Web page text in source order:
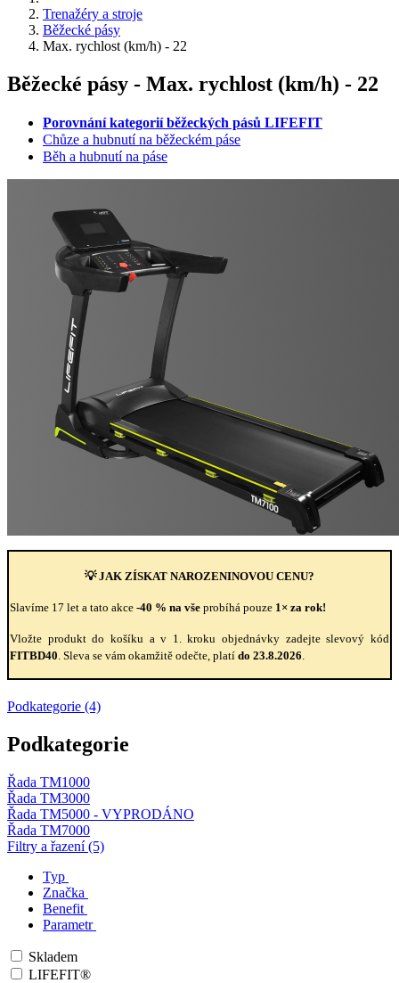
Trenažéry a stroje
Běžecké pásy
Max. rychlost (km/h) - 22
Běžecké pásy - Max. rychlost (km/h) - 22
Porovnání kategorií běžeckých pásů LIFEFIT
Chůze a hubnutí na běžeckém páse
Běh a hubnutí na páse
💡 JAK ZÍSKAT NAROZENINOVOU CENU?
Slavíme 17 let a tato akce -40 % na vše probíhá pouze 1× za rok!
Vložte produkt do košíku a v 1. kroku objednávky zadejte slevový kód
FITBD40 . Sleva se vám okamžitě odečte, platí do 23.8.2026
Podkategorie (4)
Podkategorie
Řada TM1000
Řada TM3000
Řada TM5000 - VYPRODÁNO
Řada TM7000
Filtry a řazení (5)
Typ
Značka
Benefit
Parametr
Skladem
LIFEFIT®